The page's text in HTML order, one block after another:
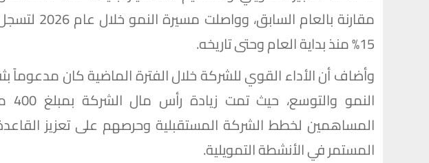
مقارنة
15% منذ بداية العام وحتى تاريخه.
وأضاف أن الأداء القوي للشركة خلال الفترة الماضية كان مدعوماً
المساهمين لخطط الشركة المستقبلية وحرصهم على تعزيز
المستمر في الأنشطة التمويلية.